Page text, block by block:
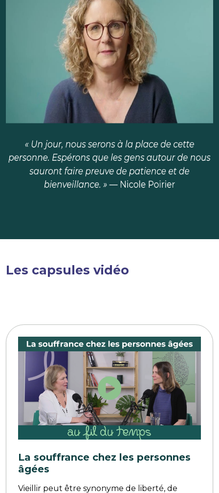
Les capsules vidéo
La souffrance chez les personnes
âgées
Vieillir peut être synonyme de liberté, de